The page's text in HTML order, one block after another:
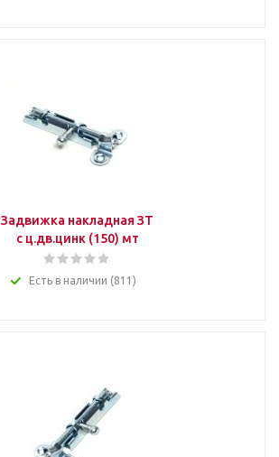
Задвижка накладная ЗТ
с ц.дв.цинк (150) мт
Есть в наличии (811)